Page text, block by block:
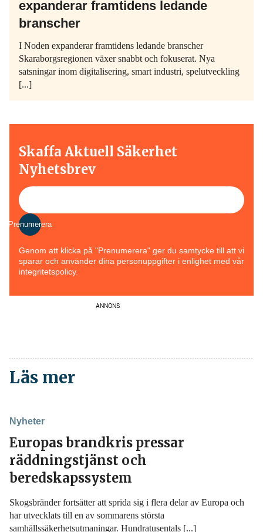
expanderar framtidens ledande
branscher
I Noden expanderar framtidens ledande branscher
Skaraborgsregionen växer snabbt och fokuserat. Nya
satsningar inom digitalisering, smart industri, spelutveckling
[...]
Skaffa Aktuell Säkerhet
Nyhetsbrev
Prenumerera
Genom att klicka på "Prenumerera" ger du samtycke till att vi
sparar och använder dina personuppgifter i enlighet med vår
integritetspolicy.
ANNONS
Läs mer
Nyheter
Europas brandkris pressar
räddningstjänst och
beredskapssystem
Skogsbränder fortsätter att sprida sig i flera delar av Europa och
har utvecklats till en av sommarens största
samhällssäkerhetsutmaningar. Hundratusentals [...]